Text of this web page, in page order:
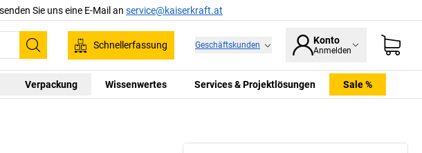
Sie uns eine E-Mail an service@kaiserkraft.at
Suchen
Schnellerfassung Geschäftskunden Konto
Anmelden
Verpackung Wissenwertes Services & Projektlösungen Sale %